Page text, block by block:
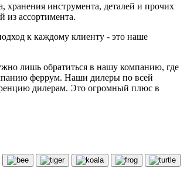
хранения инструмента, деталей и прочих
из ассортимента.
к каждому клиенту - это наше
лишь обратиться в нашу компанию, где
феррум. Наши дилеры по всей
дилерам. Это огромный плюс в